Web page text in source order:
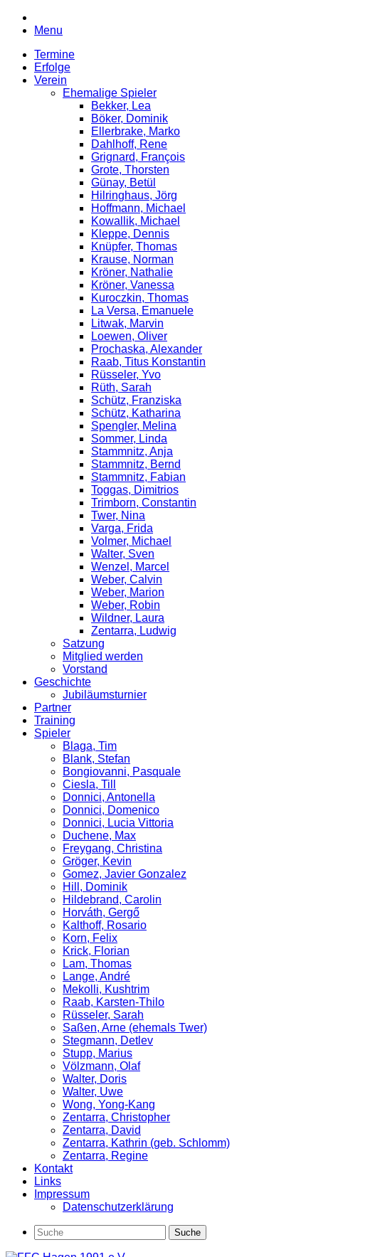
Menu
Termine
Erfolge
Verein
Ehemalige Spieler
Bekker, Lea
Böker, Dominik
Ellerbrake, Marko
Dahlhoff, Rene
Grignard, François
Grote, Thorsten
Günay, Betül
Hilringhaus, Jörg
Hoffmann, Michael
Kowallik, Michael
Kleppe, Dennis
Knüpfer, Thomas
Krause, Norman
Kröner, Nathalie
Kröner, Vanessa
Kuroczkin, Thomas
La Versa, Emanuele
Litwak, Marvin
Loewen, Oliver
Prochaska, Alexander
Raab, Titus Konstantin
Rüsseler, Yvo
Rüth, Sarah
Schütz, Franziska
Schütz, Katharina
Spengler, Melina
Sommer, Linda
Stammnitz, Anja
Stammnitz, Bernd
Stammnitz, Fabian
Toggas, Dimitrios
Trimborn, Constantin
Twer, Nina
Varga, Frida
Volmer, Michael
Walter, Sven
Wenzel, Marcel
Weber, Calvin
Weber, Marion
Weber, Robin
Wildner, Laura
Zentarra, Ludwig
Satzung
Mitglied werden
Vorstand
Geschichte
Jubiläumsturnier
Partner
Training
Spieler
Blaga, Tim
Blank, Stefan
Bongiovanni, Pasquale
Ciesla, Till
Donnici, Antonella
Donnici, Domenico
Donnici, Lucia Vittoria
Duchene, Max
Freygang, Christina
Gröger, Kevin
Gomez, Javier Gonzalez
Hill, Dominik
Hildebrand, Carolin
Horváth, Gergő
Kalthoff, Rosario
Korn, Felix
Krick, Florian
Lam, Thomas
Lange, André
Mekolli, Kushtrim
Raab, Karsten-Thilo
Rüsseler, Sarah
Saßen, Arne (ehemals Twer)
Stegmann, Detlev
Stupp, Marius
Völzmann, Olaf
Walter, Doris
Walter, Uwe
Wong, Yong-Kang
Zentarra, Christopher
Zentarra, David
Zentarra, Kathrin (geb. Schlomm)
Zentarra, Regine
Kontakt
Links
Impressum
Datenschutzerklärung